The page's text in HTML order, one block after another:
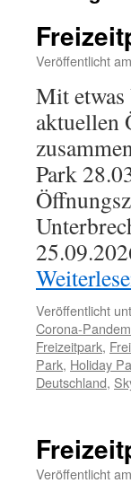
Veröffentlicht am
Mit etwas
aktuellen
Park
Veröffentlicht
Corona-
Freizeitpark,
Park, Holiday
Deutschland,
Veröffentlicht am